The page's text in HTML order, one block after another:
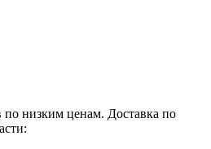
по низким ценам. Доставка по